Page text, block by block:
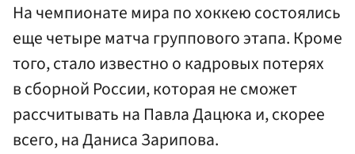
На чемпионате мира по хоккею состоялись
еще четыре матча группового этапа. Кроме
того, стало известно о кадровых потерях
в сборной России, которая не сможет
рассчитывать на Павла Дацюка и, скорее
всего, на Даниса Зарипова.